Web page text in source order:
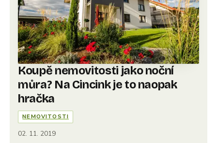
Koupě nemovitosti jako noční
můra? Na Cincink je to naopak
hračka
NEMOVITOSTI
02. 11. 2019